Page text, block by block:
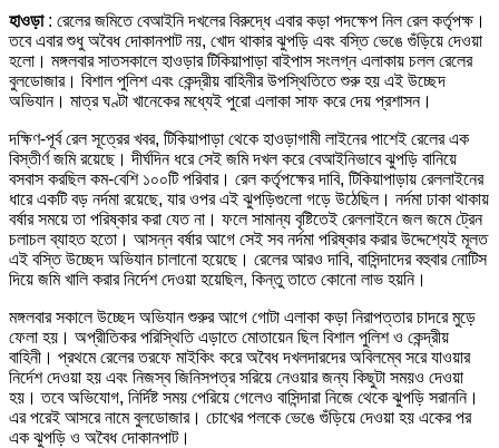
হাওড়া : রেলের জমিতে বেআইনি দখলের বিরুদ্ধে এবার কড়া পদক্ষেপ নিল রেল কর্তৃপক্ষ।
তবে এবার শুধু অবৈধ দোকানপাট নয়, খোদ থাকার ঝুপড়ি এবং বস্তি ভেঙে গুঁড়িয়ে দেওয়া
হলো। মঙ্গলবার সাতসকালে হাওড়ার টিকিয়াপাড়া বাইপাস সংলগ্ন এলাকায় চলল রেলের
বুলডোজার। বিশাল পুলিশ এবং কেন্দ্রীয় বাহিনীর উপস্থিতিতে শুরু হয় এই উচ্ছেদ
অভিযান। মাত্র ঘণ্টা খানেকের মধ্যেই পুরো এলাকা সাফ করে দেয় প্রশাসন।
দক্ষিণ-পূর্ব রেল সূত্রের খবর, টিকিয়াপাড়া থেকে হাওড়াগামী লাইনের পাশেই রেলের এক
বিস্তীর্ণ জমি রয়েছে। দীর্ঘদিন ধরে সেই জমি দখল করে বেআইনিভাবে ঝুপড়ি বানিয়ে
বসবাস করছিল কম-বেশি ১০০টি পরিবার। রেল কর্তৃপক্ষের দাবি, টিকিয়াপাড়ায় রেললাইনের
ধারে একটি বড় নর্দমা রয়েছে, যার ওপর এই ঝুপড়িগুলো গড়ে উঠেছিল। নর্দমা ঢাকা থাকায়
বর্ষার সময়ে তা পরিষ্কার করা যেত না। ফলে সামান্য বৃষ্টিতেই রেললাইনে জল জমে ট্রেন
চলাচল ব্যাহত হতো। আসন্ন বর্ষার আগে সেই সব নর্দমা পরিষ্কার করার উদ্দেশ্যেই মূলত
এই বস্তি উচ্ছেদ অভিযান চালানো হয়েছে। রেলের আরও দাবি, বাসিন্দাদের বহুবার নোটিস
দিয়ে জমি খালি করার নির্দেশ দেওয়া হয়েছিল, কিন্তু তাতে কোনো লাভ হয়নি।
মঙ্গলবার সকালে উচ্ছেদ অভিযান শুরুর আগে গোটা এলাকা কড়া নিরাপত্তার চাদরে মুড়ে
ফেলা হয়। অপ্রীতিকর পরিস্থিতি এড়াতে মোতায়েন ছিল বিশাল পুলিশ ও কেন্দ্রীয়
বাহিনী। প্রথমে রেলের তরফে মাইকিং করে অবৈধ দখলদারদের অবিলম্বে সরে যাওয়ার
নির্দেশ দেওয়া হয় এবং নিজস্ব জিনিসপত্র সরিয়ে নেওয়ার জন্য কিছুটা সময়ও দেওয়া
হয়। তবে অভিযোগ, নির্দিষ্ট সময় পেরিয়ে গেলেও বাসিন্দারা নিজে থেকে ঝুপড়ি সরাননি।
এর পরেই আসরে নামে বুলডোজার। চোখের পলকে ভেঙে গুঁড়িয়ে দেওয়া হয় একের পর
এক ঝুপড়ি ও অবৈধ দোকানপাট।